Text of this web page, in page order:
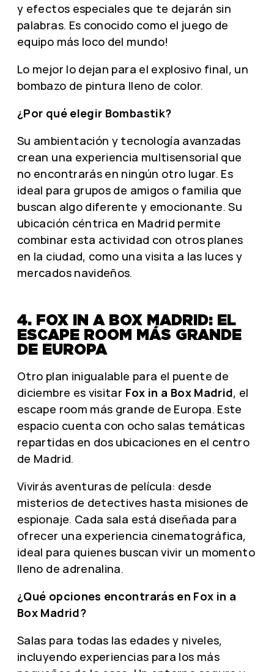
y efectos especiales que te dejarán sin
palabras. Es conocido como el juego de
equipo más loco del mundo!
Lo mejor lo dejan para el explosivo final, un
bombazo de pintura lleno de color.
¿Por qué elegir Bombastik?
Su ambientación y tecnología avanzadas
crean una experiencia multisensorial que
no encontrarás en ningún otro lugar. Es
ideal para grupos de amigos o familia que
buscan algo diferente y emocionante. Su
ubicación céntrica en Madrid permite
combinar esta actividad con otros planes
en la ciudad, como una visita a las luces y
mercados navideños.
4. FOX IN A BOX MADRID: EL
ESCAPE ROOM MÁS GRANDE
DE EUROPA
Otro plan inigualable para el puente de
diciembre es visitar Fox in a Box Madrid, el
escape room más grande de Europa. Este
espacio cuenta con ocho salas temáticas
repartidas en dos ubicaciones en el centro
de Madrid.
Vivirás aventuras de película: desde
misterios de detectives hasta misiones de
espionaje. Cada sala está diseñada para
ofrecer una experiencia cinematográfica,
ideal para quienes buscan vivir un momento
lleno de adrenalina.
¿Qué opciones encontrarás en Fox in a
Box Madrid?
Salas para todas las edades y niveles,
incluyendo experiencias para los más